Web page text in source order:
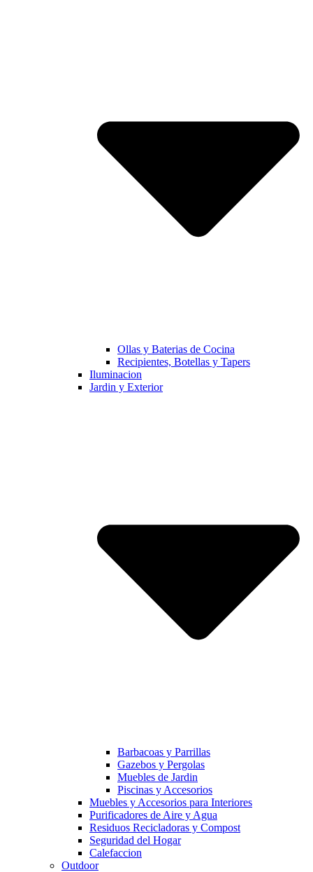
Ollas y Baterias de Cocina
Recipientes, Botellas y Tapers
Iluminacion
Jardin y Exterior
Barbacoas y Parrillas
Gazebos y Pergolas
Muebles de Jardin
Piscinas y Accesorios
Muebles y Accesorios para Interiores
Purificadores de Aire y Agua
Residuos Recicladoras y Compost
Seguridad del Hogar
Calefaccion
Outdoor